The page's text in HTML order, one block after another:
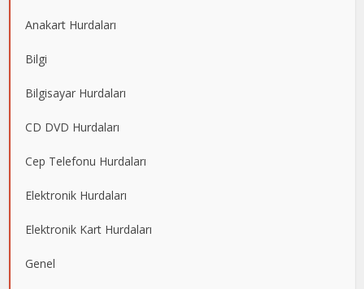
Anakart Hurdaları
Bilgi
Bilgisayar Hurdaları
CD DVD Hurdaları
Cep Telefonu Hurdaları
Elektronik Hurdaları
Elektronik Kart Hurdaları
Genel